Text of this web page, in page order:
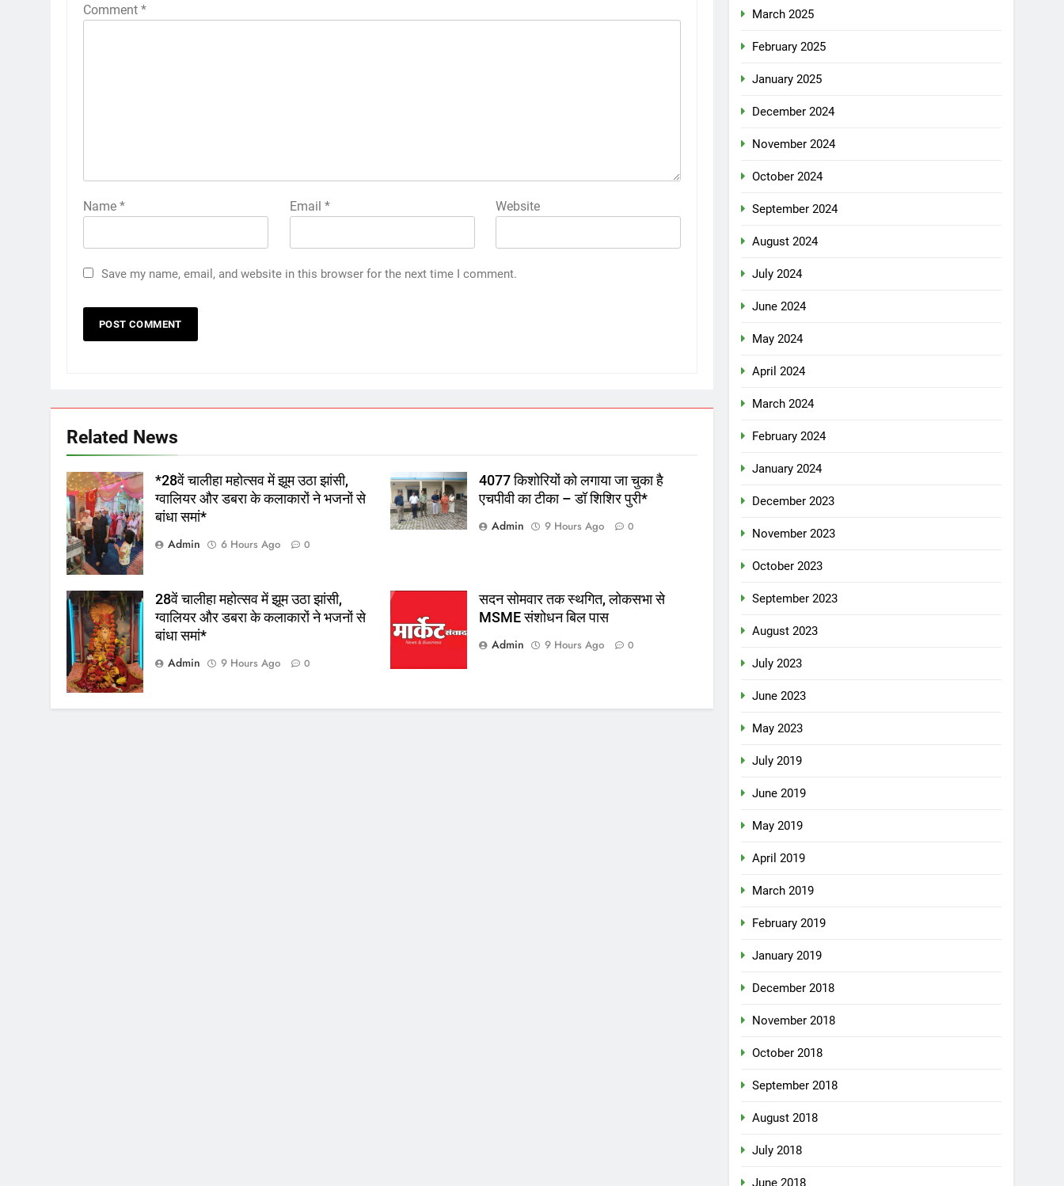
Comment *
Name * Email * Website
Save my name, email, and website in this browser for the next time I comment.
Related News
*28वें चालीहा महोत्सव में झूम उठा झांसी,
ग्वालियर और डबरा के कलाकारों ने भजनों से
बांधा समां*
Admin
6 Hours Ago 0
4077 किशोरियों को लगाया जा चुका है
एचपीवी का टीका – डॉ शिशिर पुरी*
Admin
9 Hours Ago 0
28वें चालीहा महोत्सव में झूम उठा झांसी,
ग्वालियर और डबरा के कलाकारों ने भजनों से
बांधा समां*
Admin
9 Hours Ago 0
सदन सोमवार तक स्थगित, लोकसभा से
MSME संशोधन बिल पास
Admin
9 Hours Ago 0
March 2025
February 2025
January 2025
December 2024
November 2024
October 2024
September 2024
August 2024
July 2024
June 2024
May 2024
April 2024
March 2024
February 2024
January 2024
December 2023
November 2023
October 2023
September 2023
August 2023
July 2023
June 2023
May 2023
July 2019
June 2019
May 2019
April 2019
March 2019
February 2019
January 2019
December 2018
November 2018
October 2018
September 2018
August 2018
July 2018
June 2018